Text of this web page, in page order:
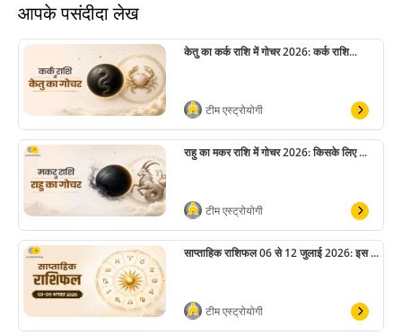
आपके पसंदीदा लेख
केतु का कर्क राशि में गोचर 2026: कर्क राशि...
टीम एस्ट्रोयोगी
राहु का मकर राशि में गोचर 2026: किसके लिए ...
टीम एस्ट्रोयोगी
साप्ताहिक राशिफल 06 से 12 जुलाई 2026: इस ...
टीम एस्ट्रोयोगी